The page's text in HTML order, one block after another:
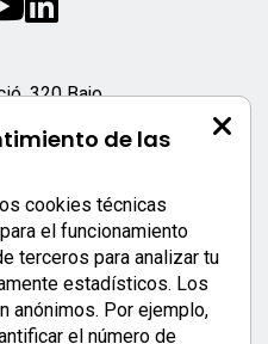
de las
cookies técnicas
el funcionamiento
terceros para analizar tu
estadísticos. Los
anónimos. Por ejemplo,
el número de
320 Bajo